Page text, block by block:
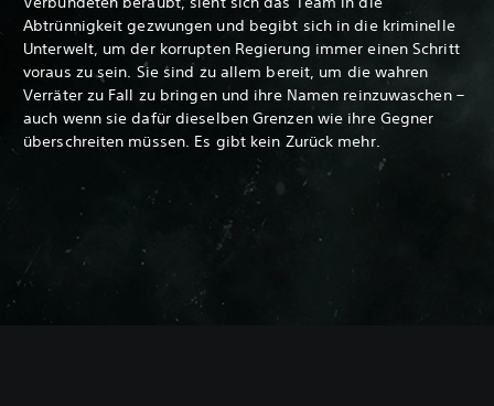
Abtrünnigkeit gezwungen und begibt sich in die kriminelle
Unterwelt, um der korrupten Regierung immer einen Schritt
voraus zu sein. Sie sind zu allem bereit, um die wahren
Verräter zu Fall zu bringen und ihre Namen reinzuwaschen –
auch wenn sie dafür dieselben Grenzen wie ihre Gegner
überschreiten müssen. Es gibt kein Zurück mehr.